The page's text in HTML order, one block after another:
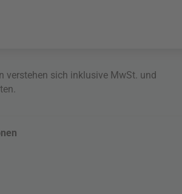
verstehen sich inklusive MwSt. und